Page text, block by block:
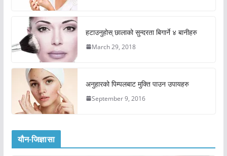
हटाउनुहोस् छालाको सुन्दरता बिगार्ने ४ बानीहरु
March 29, 2018
अनुहारको पिम्पलबाट मुक्ति पाउन उपायहरु
September 9, 2016
यौन-जिज्ञासा